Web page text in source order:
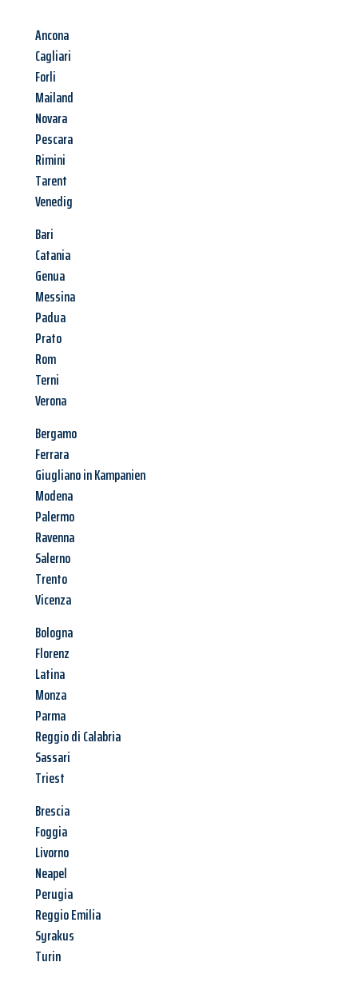
Ancona
Cagliari
Forli
Mailand
Novara
Pescara
Rimini
Tarent
Venedig
Bari
Catania
Genua
Messina
Padua
Prato
Rom
Terni
Verona
Bergamo
Ferrara
Giugliano in Kampanien
Modena
Palermo
Ravenna
Salerno
Trento
Vicenza
Bologna
Florenz
Latina
Monza
Parma
Reggio di Calabria
Sassari
Triest
Brescia
Foggia
Livorno
Neapel
Perugia
Reggio Emilia
Syrakus
Turin